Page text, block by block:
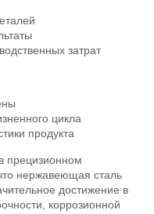
затрат
цикла
продукта
прецизионном
нержавеющая сталь
достижение в
коррозионной